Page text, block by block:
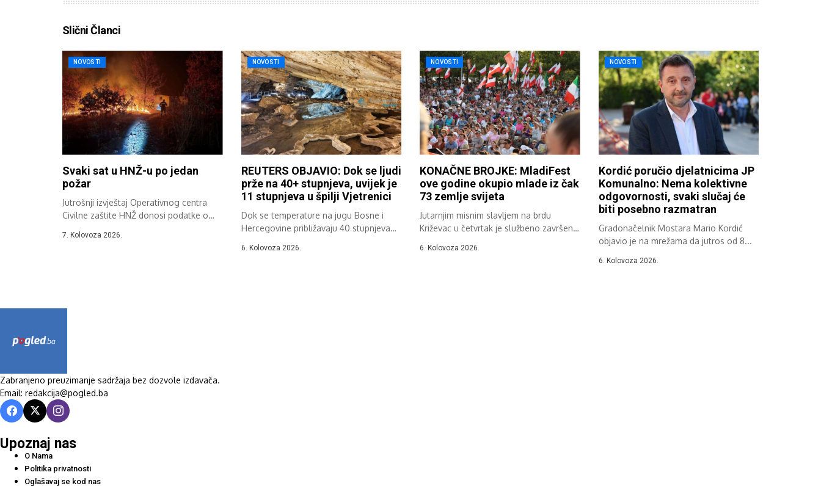
Slični Članci
NOVOSTI
Svaki sat u HNŽ-u po jedan
požar
Jutrošnji izvještaj Operativnog centra
Civilne zaštite HNŽ donosi podatke o
7. Kolovoza 2026.
NOVOSTI
REUTERS OBJAVIO: Dok se ljudi
prže na 40+ stupnjeva, uvijek je
11 stupnjeva u špilji Vjetrenici
Dok se temperature na jugu Bosne i
Hercegovine približavaju 40 stupnjeva
6. Kolovoza 2026.
NOVOSTI
KONAČNE BROJKE: MladiFest
ove godine okupio mlade iz čak
73 zemlje svijeta
Jutarnjim misnim slavljem na brdu
Križevac u četvrtak je službeno završen
6. Kolovoza 2026.
NOVOSTI
Kordić poručio djelatnicima JP
Komunalno: Nema kolektivne
odgovornosti, svaki slučaj će
biti posebno razmatran
Gradonačelnik Mostara Mario Kordić
objavio je na mrežama da jutros od 8...
6. Kolovoza 2026.
Zabranjeno preuzimanje sadržaja bez dozvole izdavača.
Email: redakcija@pogled.ba
Upoznaj nas
O Nama
Politika privatnosti
Oglašavaj se kod nas